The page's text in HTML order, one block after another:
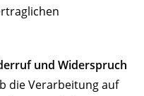
und Widerspruch
die Verarbeitung auf